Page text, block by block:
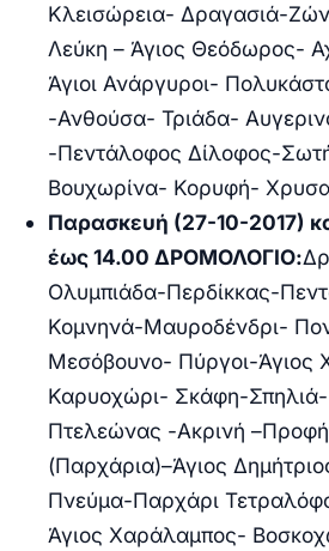
Κλεισώρεια- Δραγασιά-
Λεύκη – Άγιος Θεόδωρος-
Άγιοι Ανάργυροι-
-Ανθούσα- Τριάδα-
-Πεντάλοφος Δίλοφος-
Βουχωρίνα- Κορυφή-
Παρασκευή (27-10-2017)
έως 14.00 ΔΡΟΜΟΛΟΓΙΟ:
Ολυμπιάδα-Περδίκκας-
Κομνηνά-Μαυροδένδρι-
Μεσόβουνο- Πύργοι-Άγιος
Καρυοχώρι- Σκάφη-
Πτελεώνας -Ακρινή
(Παρχάρια)–Άγιος
Πνεύμα-Παρχάρι
Άγιος Χαράλαμπος-